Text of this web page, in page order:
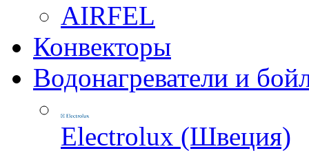
AIRFEL
Конвекторы
Водонагреватели и
Electrolux (Швеция)